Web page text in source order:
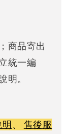
商品寄出
統一編
明。
、 售後服